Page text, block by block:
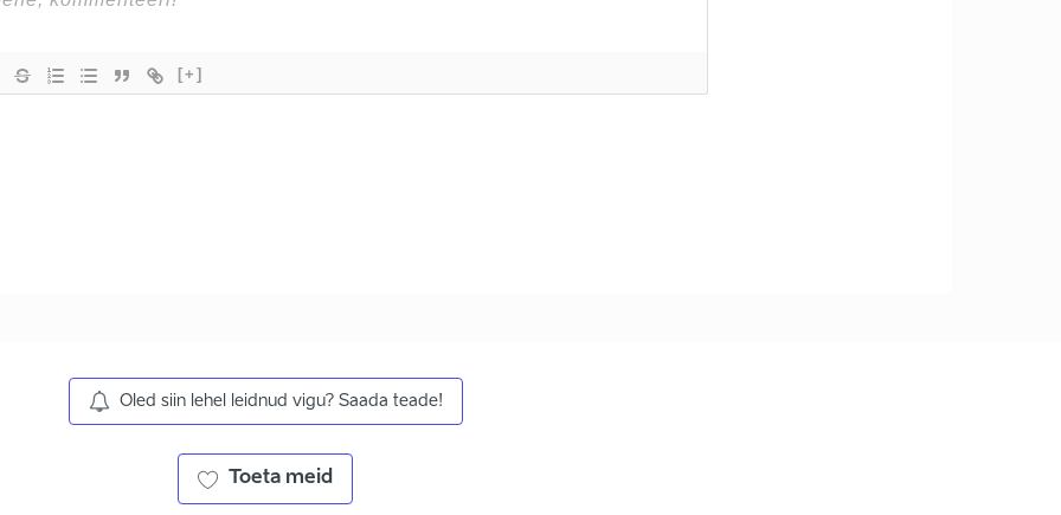
[+]
Oled siin lehel leidnud vigu? Saada teade!
Toeta meid